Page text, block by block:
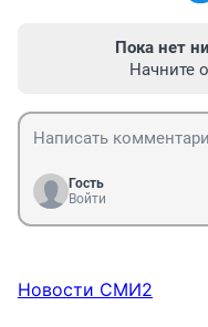
Пока нет
Начните
Гость
Войти
Новости СМИ2